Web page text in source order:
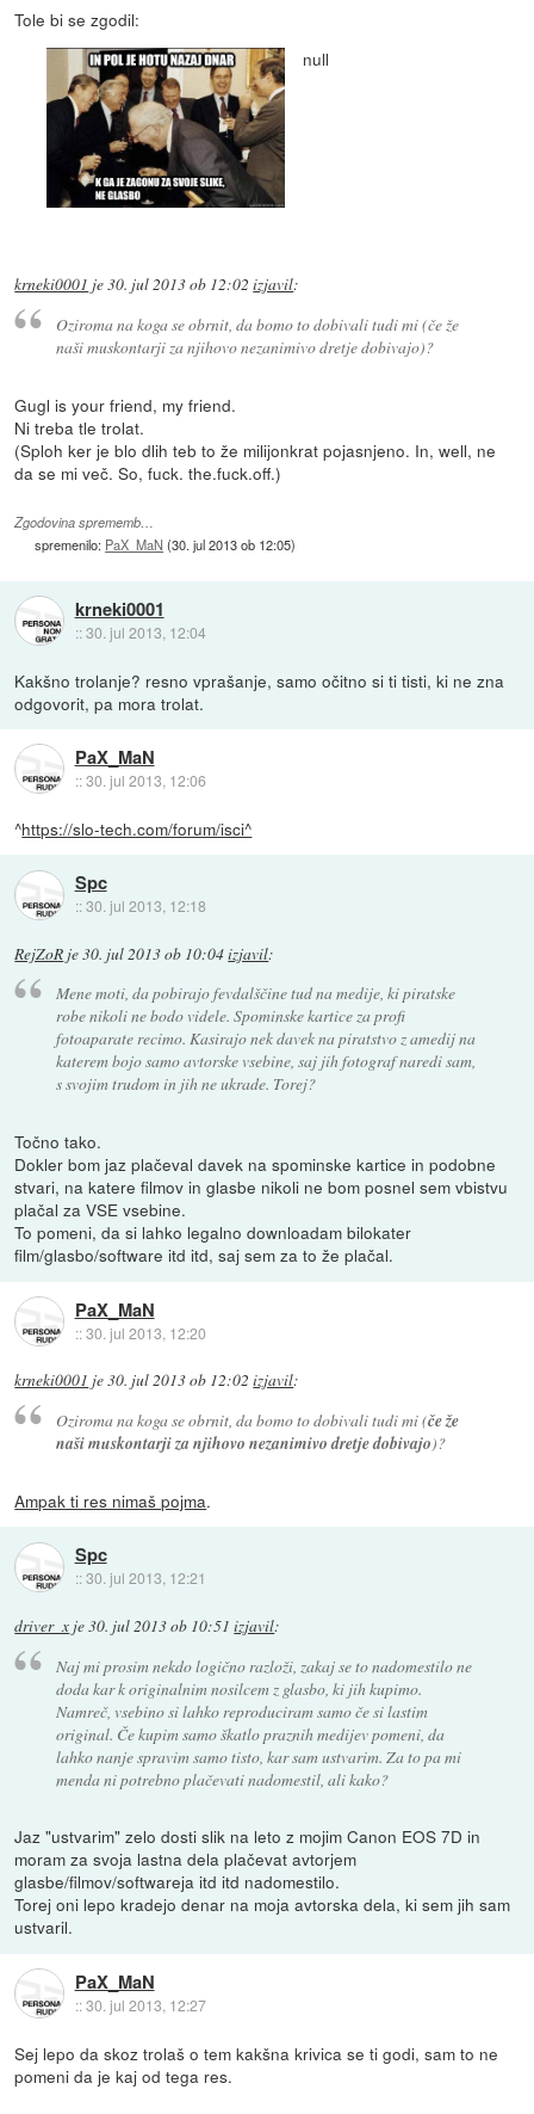
Tole bi se zgodil:
null
krneki0001 je30. jul 2013 ob 12:02 izjavil:
Oziroma na koga se obrnit, da bomo to dobivali tudi mi (če že
naši muskontarji za njihovo nezanimivo dretje dobivajo)?
Gugl is your friend, my friend.
Ni treba tle trolat.
(Sploh ker je blo dlih teb to že milijonkrat pojasnjeno. In, well, ne
da se mi več. So, fuck. the.fuck.off.)
Zgodovina sprememb…
spremenilo: PaX_MaN(30. jul 2013 ob 12:05)
krneki0001
::30. jul 2013, 12:04
Kakšno trolanje? resno vprašanje, samo očitno si ti tisti, ki ne zna
odgovorit, pa mora trolat.
PaX_MaN
::30. jul 2013, 12:06
^https://slo-tech.com/forum/isci^
Spc
::30. jul 2013, 12:18
RejZoR je30. jul 2013 ob 10:04izjavil:
Mene moti, da pobirajo fevdalščine tud na medije, ki piratske
robe nikoli ne bodo videle. Spominske kartice za profi
fotoaparate recimo. Kasirajo nek davek na piratstvo z amedij na
katerem bojo samo avtorske vsebine, saj jih fotograf naredi sam,
s svojim trudom in jih ne ukrade. Torej?
Točno tako.
Dokler bom jaz plačeval davek na spominske kartice in podobne
stvari, na katere filmov in glasbe nikoli ne bom posnel sem vbistvu
plačal za VSE vsebine.
To pomeni, da si lahko legalno downloadam bilokater
film/glasbo/software itd itd, saj sem za to že plačal.
PaX_MaN
::30. jul 2013, 12:20
krneki0001 je30. jul 2013 ob 12:02 izjavil:
Oziroma na koga se obrnit, da bomo to dobivali tudi mi (če že
naši muskontarji za njihovo nezanimivo dretje dobivajo)?
Ampak ti res nimaš pojma.
Spc
::30. jul 2013, 12:21
driver_x je30. jul 2013 ob 10:51 izjavil:
Naj mi prosim nekdo logično razloži, zakaj se to nadomestilo ne
doda kar k originalnim nosilcem z glasbo, ki jih kupimo.
Namreč, vsebino si lahko reproduciram samo če si lastim
original. Če kupim samo škatlo praznih medijev pomeni, da
lahko nanje spravim samo tisto, kar sam ustvarim. Za to pa mi
menda ni potrebno plačevati nadomestil, ali kako?
Jaz "ustvarim" zelo dosti slik na leto z mojim Canon EOS 7D in
moram za svoja lastna dela plačevat avtorjem
glasbe/filmov/softwareja itd itd nadomestilo.
Torej oni lepo kradejo denar na moja avtorska dela, ki sem jih sam
ustvaril.
PaX_MaN
::30. jul 2013, 12:27
Sej lepo da skoz trolaš o tem kakšna krivica se ti godi, sam to ne
pomeni da je kaj od tega res.